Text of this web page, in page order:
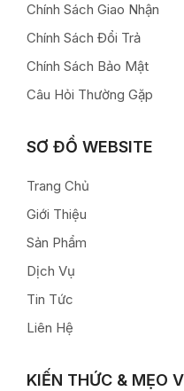
Chính Sách Giao Nhận
Chính Sách Đổi Trả
Chính Sách Bảo Mật
Câu Hỏi Thường Gặp
SƠ ĐỒ WEBSITE
Trang Chủ
Giới Thiệu
Sản Phẩm
Dịch Vụ
Tin Tức
Liên Hệ
KIẾN THỨC & MẸO